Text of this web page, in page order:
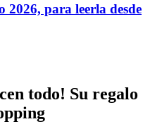
para leerla desde
todo! Su regalo